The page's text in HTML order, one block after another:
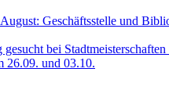
Geschäftsstelle und
gesucht bei Stadtmeisterschaften
26.09. und 03.10.